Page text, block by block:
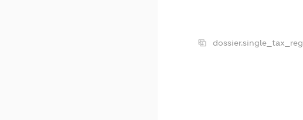
dossier.single_tax_reg